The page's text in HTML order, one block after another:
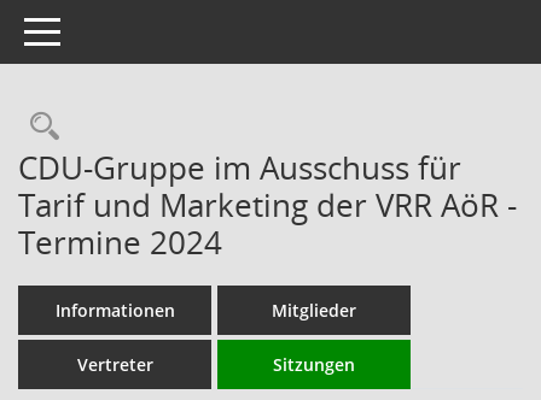
Toggle navigation
Rechercheauswahl
CDU-Gruppe im Ausschuss für
Tarif und Marketing der VRR AöR -
Termine 2024
Informationen Mitglieder
Vertreter Sitzungen